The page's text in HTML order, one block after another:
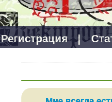
Регистрация |